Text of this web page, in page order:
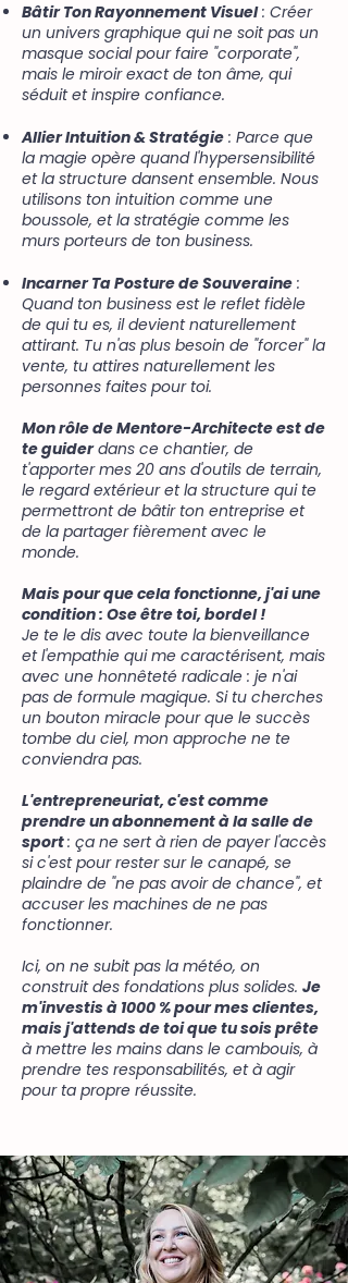
Bâtir Ton Rayonnement Visuel: Créer
un univers graphique qui ne soit pas un
masque social pour faire "corporate",
mais le miroir exact de ton âme, qui
séduit et inspire confiance.
Allier Intuition & Stratégie : Parce que
la magie opère quand l'hypersensibilité
et la structure dansent ensemble. Nous
utilisons ton intuition comme une
boussole, et la stratégie comme les
murs porteurs de ton business.
Incarner Ta Posture de Souveraine :
Quand ton business est le reflet fidèle
de qui tu es, il devient naturellement
attirant. Tu n'as plus besoin de "forcer" la
vente, tu attires naturellement les
personnes faites pour toi.
Mon rôle de Mentore-Architecte est de
te guiderdans ce chantier, de
t'apporter mes 20 ans d'outils de terrain,
le regard extérieur et la structure qui te
permettront de bâtir ton entreprise et
de la partager fièrement avec le
monde.
Mais pour que cela fonctionne, j'ai une
condition : Ose être toi, bordel !
Je te le dis avec toute la bienveillance
et l'empathie qui me caractérisent, mais
avec une honnêteté radicale : je n'ai
pas de formule magique. Si tu cherches
un bouton miracle pour que le succès
tombe du ciel, mon approche ne te
conviendra pas.
L'entrepreneuriat, c'est comme
prendre un abonnement à la salle de
sport: ça ne sert à rien de payer l'accès
si c'est pour rester sur le canapé, se
plaindre de "ne pas avoir de chance", et
accuser les machines de ne pas
fonctionner.
Ici, on ne subit pas la météo, on
construit des fondations plus solides. Je
m'investis à 1000 % pour mes clientes,
mais j'attends de toi que tu sois prête
à mettre les mains dans le cambouis, à
prendre tes responsabilités, et à agir
pour ta propre réussite.